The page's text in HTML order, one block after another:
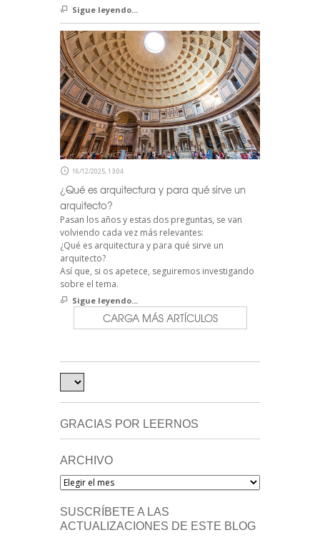
Sigue leyendo...
16/12/2025, 13:04
¿Qué es arquitectura y para qué sirve un
arquitecto?
Pasan los años y estas dos preguntas, se van
volviendo cada vez más relevantes:
¿Qué es arquitectura y para qué sirve un
arquitecto?
Así que, si os apetece, seguiremos investigando
sobre el tema.
Sigue leyendo...
CARGA MÁS ARTÍCULOS
GRACIAS POR LEERNOS
ARCHIVO
Archivo
SUSCRÍBETE A LAS
ACTUALIZACIONES DE ESTE BLOG